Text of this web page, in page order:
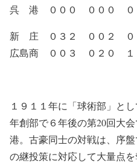
呉 港 ０００ ０００ ０
新 庄 ０３２ ００２ ０
広島商 ００３ ０２０ １
１９１１年に「球術部」と
年創部で６年後の第20回大
港。古豪同士の対戦は、序
の継投策に対応して大量点